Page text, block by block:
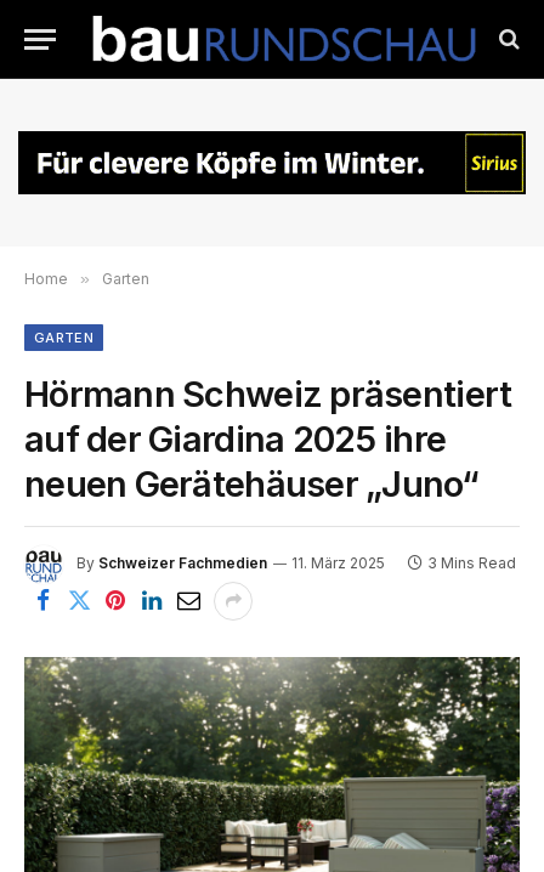
Home » Garten
GARTEN
Hörmann Schweiz präsentiert
auf der Giardina 2025 ihre
neuen Gerätehäuser „Juno“
By Schweizer Fachmedien 11. März 2025 3 Mins Read